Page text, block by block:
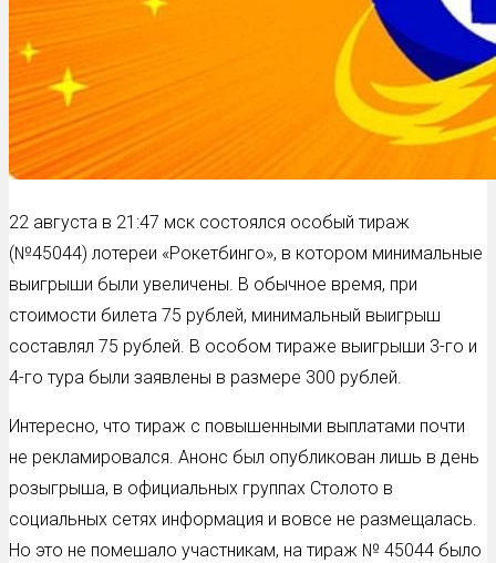
22 августа в 21:47 мск состоялся особый тираж
(№45044) лотереи «Рокетбинго», в котором минимальные
выигрыши были увеличены. В обычное время, при
стоимости билета 75 рублей, минимальный выигрыш
составлял 75 рублей. В особом тираже выигрыши 3-го и
4-го тура были заявлены в размере 300 рублей.
Интересно, что тираж с повышенными выплатами почти
не рекламировался. Анонс был опубликован лишь в день
розыгрыша, в официальных группах Столото в
социальных сетях информация и вовсе не размещалась.
Но это не помешало участникам, на тираж № 45044 было